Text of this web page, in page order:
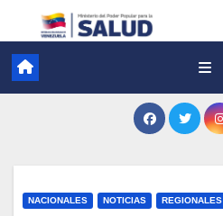
NACIONALES NOTICIAS REGIONALES